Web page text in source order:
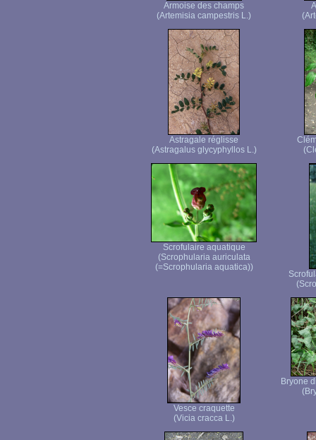
Armoise des champs
(Artemisia campestris L.)
Astragale réglisse
(Astragalus glycyphyllos L.)
Scrofulaire aquatique
(Scrophularia auriculata
(=Scrophularia aquatica))
Vesce craquette
(Vicia cracca L.)
Bryone